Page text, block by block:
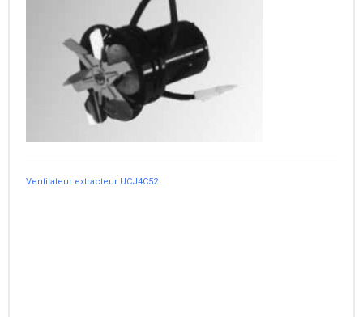
Ventilateur extracteur UCJ4C52